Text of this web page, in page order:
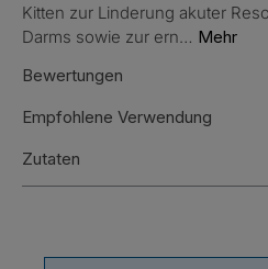
Kitten zur Linderung akuter
Darms sowie zur ern… Mehr
Bewertungen
Empfohlene Verwendung
Zutaten